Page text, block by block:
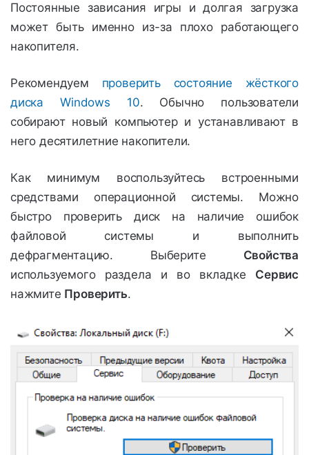
Постоянные зависания игры и долгая загрузка
может быть именно из-за плохо работающего
накопителя.
Рекомендуем проверить состояние жёсткого
диска Windows 10. Обычно пользователи
собирают новый компьютер и устанавливают в
него десятилетние накопители.
Как минимум воспользуйтесь встроенными
средствами операционной системы. Можно
быстро проверить диск на наличие ошибок
файловой системы и выполнить
дефрагментацию. Выберите Свойства
используемого раздела и во вкладке Сервис
нажмите Проверить.